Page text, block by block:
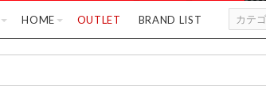
HOME OUTLET BRAND LIST